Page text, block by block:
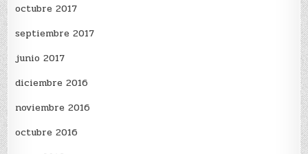
octubre 2017
septiembre 2017
junio 2017
diciembre 2016
noviembre 2016
octubre 2016